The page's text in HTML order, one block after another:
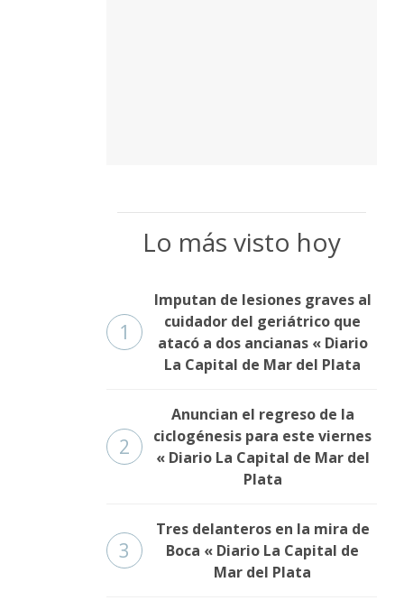
Lo más visto hoy
1
Imputan de lesiones graves al
cuidador del geriátrico que
atacó a dos ancianas « Diario
La Capital de Mar del Plata
2
Anuncian el regreso de la
ciclogénesis para este viernes
« Diario La Capital de Mar del
Plata
3
Tres delanteros en la mira de
Boca « Diario La Capital de
Mar del Plata